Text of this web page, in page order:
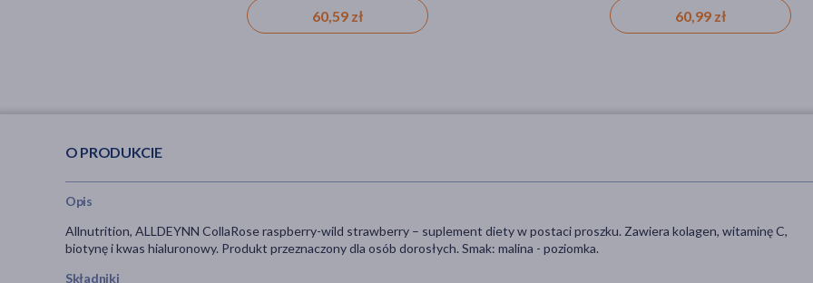
41,99 zł 149,99 zł
131,99 zł 131,99 zł
60,59 zł 60,99 zł
O PRODUKCIE
Opis
Allnutrition, ALLDEYNN CollaRose raspberry-wild strawberry – suplement diety w postaci proszku. Zawiera kolagen, witaminę C,
biotynę i kwas hialuronowy. Produkt przeznaczony dla osób dorosłych. Smak: malina - poziomka.
Składniki